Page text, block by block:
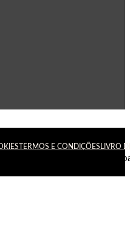
TERMOS E CONDIÇÕES LIVRO